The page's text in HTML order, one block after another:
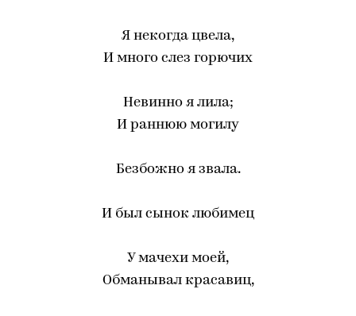
Я некогда цвела,
И много слез горючих
Невинно я лила;
И раннюю могилу
Безбожно я звала.
И был сынок любимец
У мачехи моей,
Обманывал красавиц,